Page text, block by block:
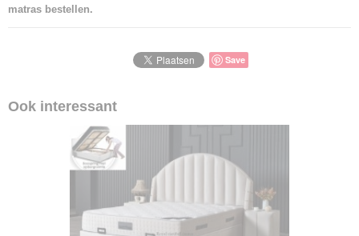
matras bestellen.
Save
Ook interessant